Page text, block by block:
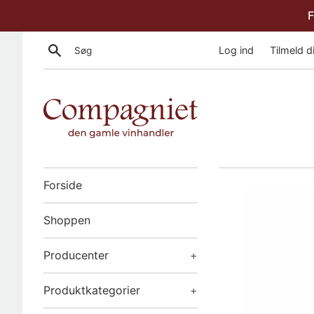
Søg Log ind Tilmeld
Forside
Shoppen
Producenter +
Produktkategorier +